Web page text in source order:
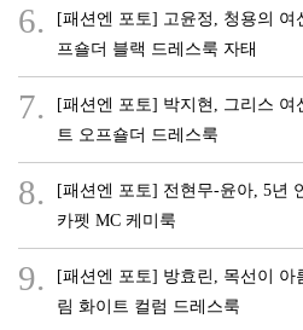
6.
[패션엔 포토] 고윤정, 청용의
프숄더 블랙 드레스룩 자태
7.
[패션엔 포토] 박지현, 그리스 여
트 오프숄더 드레스룩
8.
[패션엔 포토] 전현무-윤아, 5년
카펫 MC 케미룩
9.
[패션엔 포토] 방효린, 목선이 아
림 화이트 컬럼 드레스룩